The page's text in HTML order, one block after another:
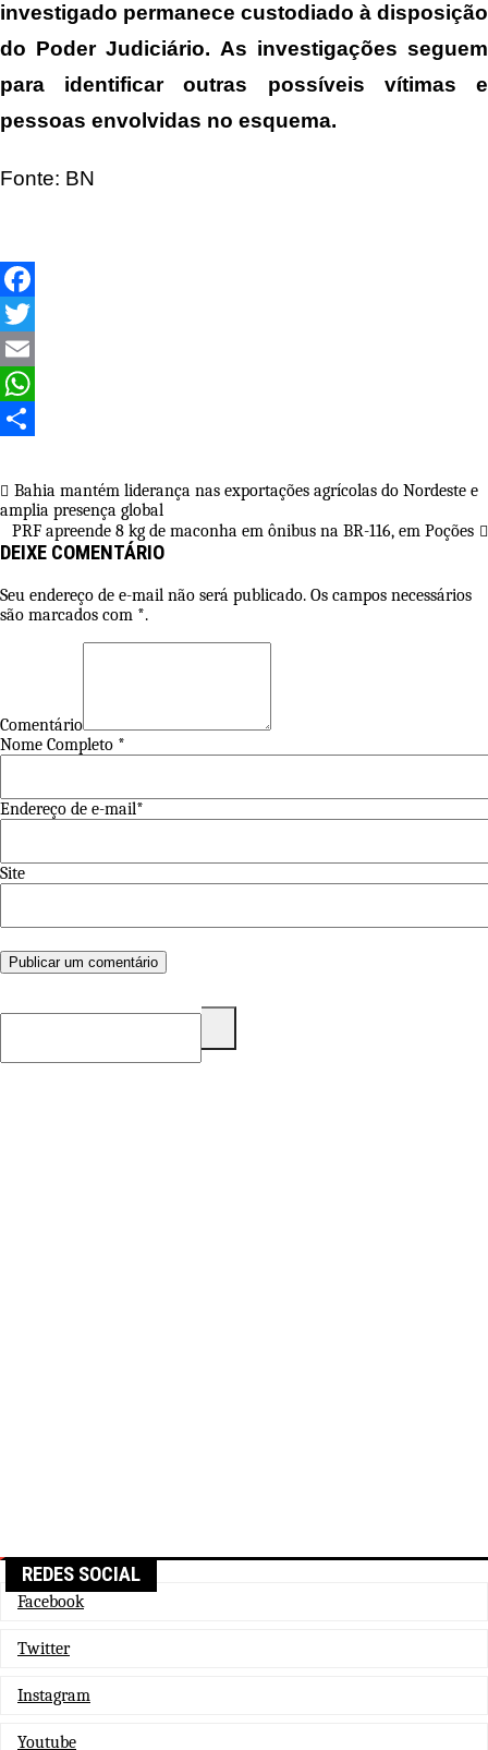
investigado permanece custodiado à disposição
do Poder Judiciário. As investigações seguem
para identificar outras possíveis vítimas e
pessoas envolvidas no esquema.
Fonte: BN
Facebook
Twitter
Email
WhatsApp
Navegação
de
Post
Bahia mantém liderança nas exportações agrícolas do Nordeste e
amplia presença global
PRF apreende 8 kg de maconha em ônibus na BR-116, em Poções
DEIXE COMENTÁRIO
Seu endereço de e-mail não será publicado. Os campos necessários
são marcados com *.
Comentário
Nome Completo *
Endereço de e-mail*
Site
Pesquisar
REDES SOCIAL
Facebook
Twitter
Instagram
Youtube